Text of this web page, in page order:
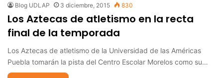
Blog UDLAP 3 diciembre, 2015 830
Los Aztecas de atletismo en la recta
final de la temporada
Los Aztecas de atletismo de la Universidad de las Américas
Puebla tomarán la pista del Centro Escolar Morelos como su…